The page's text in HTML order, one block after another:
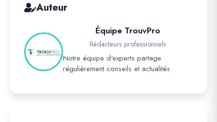
Auteur
Équipe TrouvPro
Rédacteurs professionnels
Notre équipe d'experts partage
régulièrement conseils et actualités.